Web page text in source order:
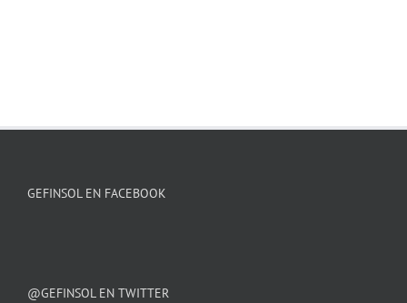
GEFINSOL EN FACEBOOK
@GEFINSOL EN TWITTER